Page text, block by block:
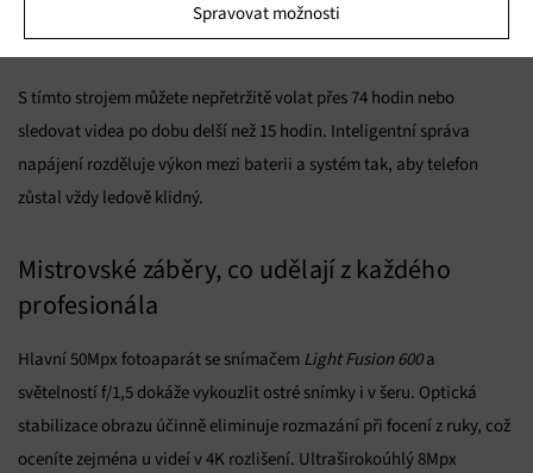
Ukládání a/nebo přístup k informacím v zařízení, Porozumění
publiku prostřednictvím statistik nebo kombinací údajů z
Marketing
Ukládání a/nebo přístup k informacím v zařízení, Použití
omezených údajů k výběru reklam, Vytváření profilů pro
personalizovaný obsah, Používání profilů pro výběr
personalizovaného obsahu, Použití omezených údajů k výběru
obsahu.
Funkce Vždy aktivní
Přiřazování a kombinování údajů z jiných zdrojů
údajů, Propojení různých zařízení, Identifikace
zařízení na základě automaticky přenášených
informací.
Spravovat možnosti
S tímto strojem můžete nepřetržitě volat přes 74 hodin nebo
sledovat videa po dobu delší než 15 hodin. Inteligentní správa
napájení rozděluje výkon mezi baterii a systém tak, aby telefon
zůstal vždy ledově klidný.
Mistrovské záběry, co udělají z každého
profesionála
Hlavní 50Mpx fotoaparát se snímačem Light Fusion 600a
světelností f/1,5 dokáže vykouzlit ostré snímky i v šeru. Optická
stabilizace obrazu účinně eliminuje rozmazání při focení z ruky, což
oceníte zejména u videí v 4K rozlišení. Ultraširokoúhlý 8Mpx